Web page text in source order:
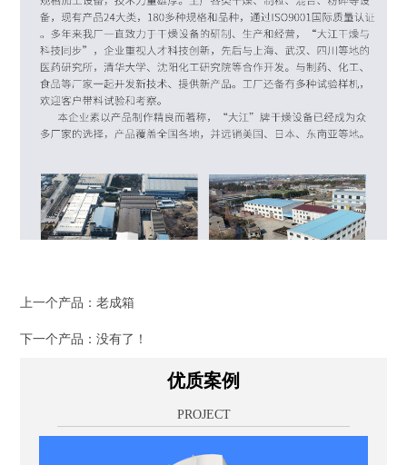
上一个产品：老成箱
下一个产品：没有了！
优质案例
PROJECT